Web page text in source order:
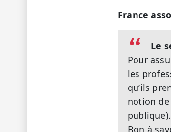
France
Le
Pour
les
qu’ils
notion de
Bon à